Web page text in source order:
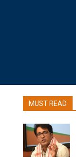
MUST READ